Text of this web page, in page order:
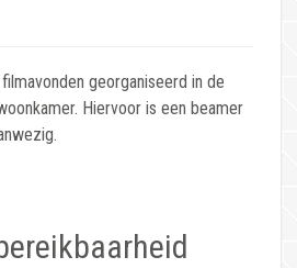
georganiseerd in de
Hiervoor is een beamer